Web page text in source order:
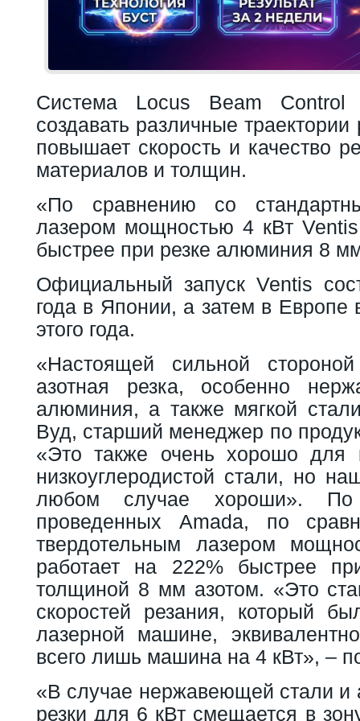
Система Locus Beam
создавать различные траектории
повышает скорость и качество
материалов и толщин.
«По сравнению со
лазером мощностью 4 кВт
быстрее при резке алюминия 8
Официальный запуск Ventis
года в Японии, а затем в Европе
этого года.
«Настоящей сильной
азотная резка, особенно
алюминия, а также мягкой
Вуд, старший менеджер по
«Это также очень хорошо для
низкоуглеродистой стали, но
любом случае хороши». По
проведенных Amada, по
твердотельным лазером
работает на 222% быстрее
толщиной 8 мм азотом. «Это
скоростей резания, который
лазерной машине,
всего лишь машина на 4 кВт», –
«В случае нержавеющей стали и
резки для 6 кВт смещается в